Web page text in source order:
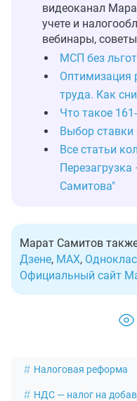
видеоканал
учете и
вебинары,
МСП без льгот
Оптимизация
труда. Как
Что такое
Выбор ставки
Все статьи
Самитова"
Марат Самитов
Дзене, MAX,
Официальный сайт
Налоговая реформа
НДС — налог на